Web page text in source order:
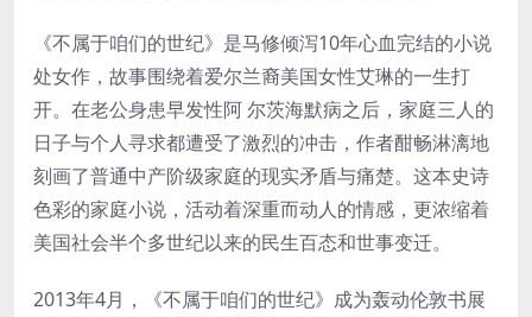
《不属于咱们的世纪》是马修倾泻10年心血完结的小说
处女作，故事围绕着爱尔兰裔美国女性艾琳的一生打
开。在老公身患早发性阿 尔茨海默病之后，家庭三人的
日子与个人寻求都遭受了激烈的冲击，作者酣畅淋漓地
刻画了普通中产阶级家庭的现实矛盾与痛楚。这本史诗
色彩的家庭小说，活动着深重而动人的情感，更浓缩着
美国社会半个多世纪以来的民生百态和世事变迁。
2013年4月，《不属于咱们的世纪》成为轰动伦敦书展